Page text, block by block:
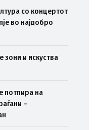
со концертот
во најдобро
зони и искуства
потпира на
–